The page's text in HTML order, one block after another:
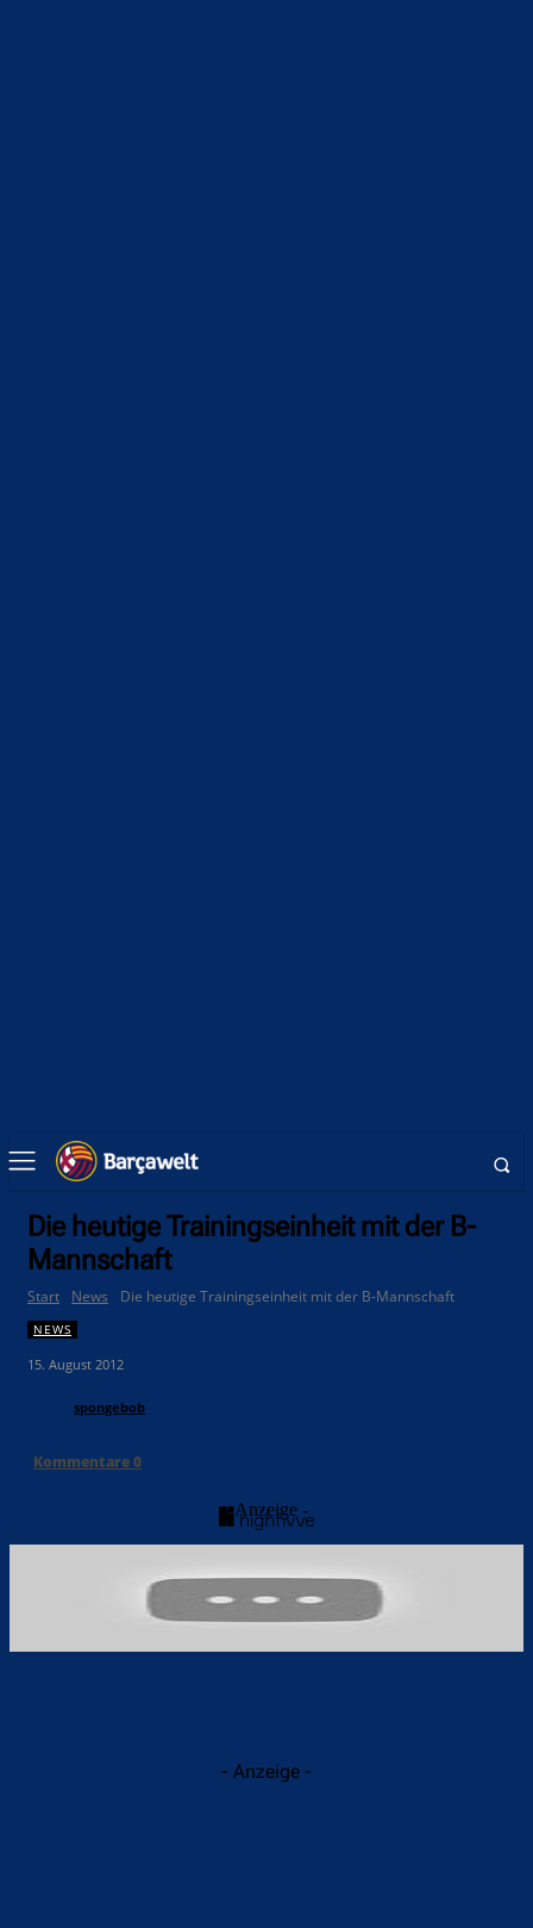
Die heutige Trainingseinheit mit der B-
Mannschaft
Start News Die heutige Trainingseinheit mit der B-Mannschaft
NEWS
15. August 2012
spongebob
Kommentare0
- Anzeige -
- Anzeige -